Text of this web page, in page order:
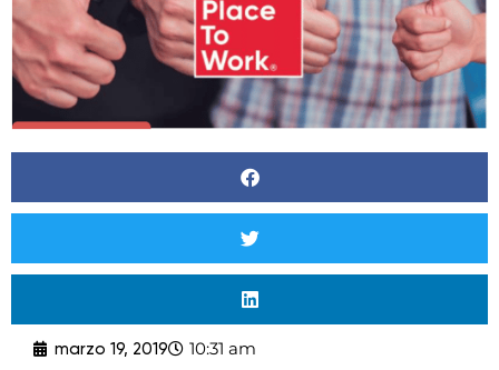
marzo 19, 2019 10:31 am